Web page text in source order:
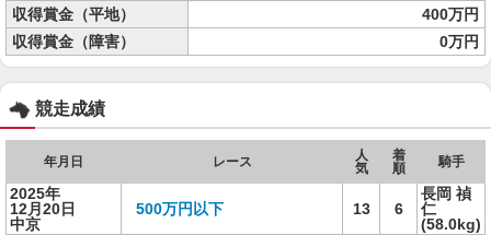
収得賞金（平地）
400万円
収得賞金（障害）
0万円
競走成績
年月日 レース
人
気
着
順
騎手
2025年
12月20日
中京
500万円以下 13 6
長岡 禎
仁
(58.0kg)